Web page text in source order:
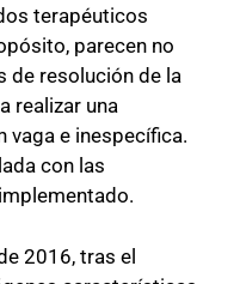
terapéuticos
parecen no
de resolución de la
realizar una
vaga e inespecífica.
con las
2016, tras el